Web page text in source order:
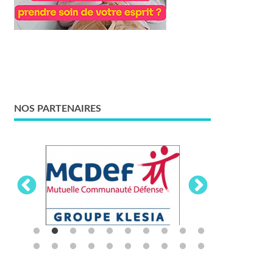
NOS PARTENAIRES